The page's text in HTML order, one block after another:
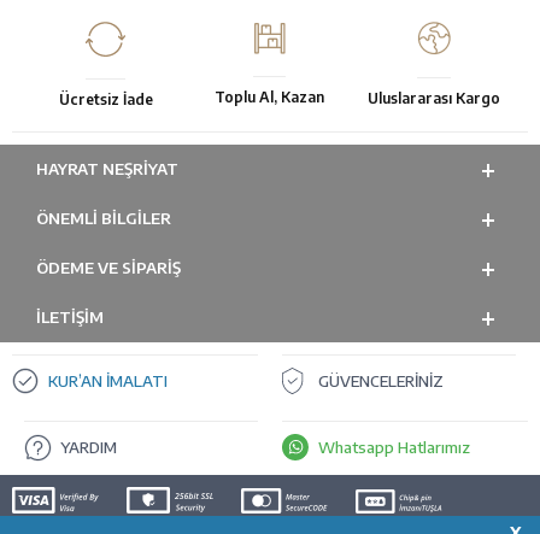
Ücretsiz İade Toplu Al, Kazan Uluslararası Kargo
HAYRAT NEŞRIYAT
ÖNEMLI BILGILER
ÖDEME VE SİPARİŞ
İLETİŞİM
KUR’AN İMALATI GÜVENCELERİNİZ
YARDIM Whatsapp Hatlarımız